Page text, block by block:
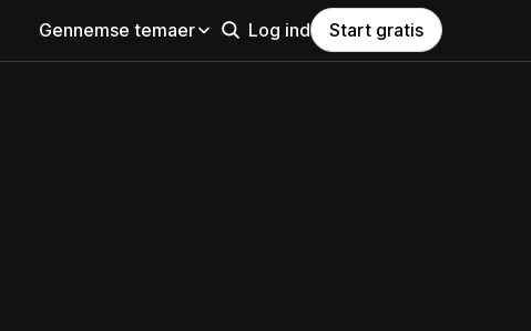
Gennemse temaer Log ind Start gratis